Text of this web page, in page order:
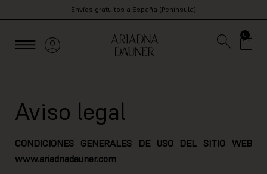
Envíos gratuitos a España (Península)
0
Aviso legal
CONDICIONES GENERALES DE USO DEL SITIO WEB
www.ariadnadauner.com